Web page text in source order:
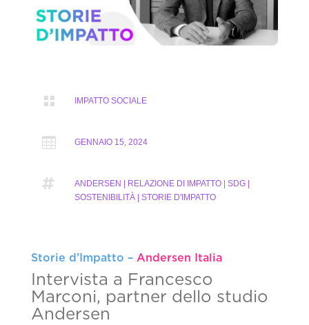
 IMPATTO SOCIALE
 GENNAIO 15, 2024

ANDERSEN | RELAZIONE DI IMPATTO | SDG |
SOSTENIBILITÀ | STORIE D'IMPATTO
Storie d’Impatto – Andersen Italia
Intervista a Francesco
Marconi, partner dello studio
Andersen